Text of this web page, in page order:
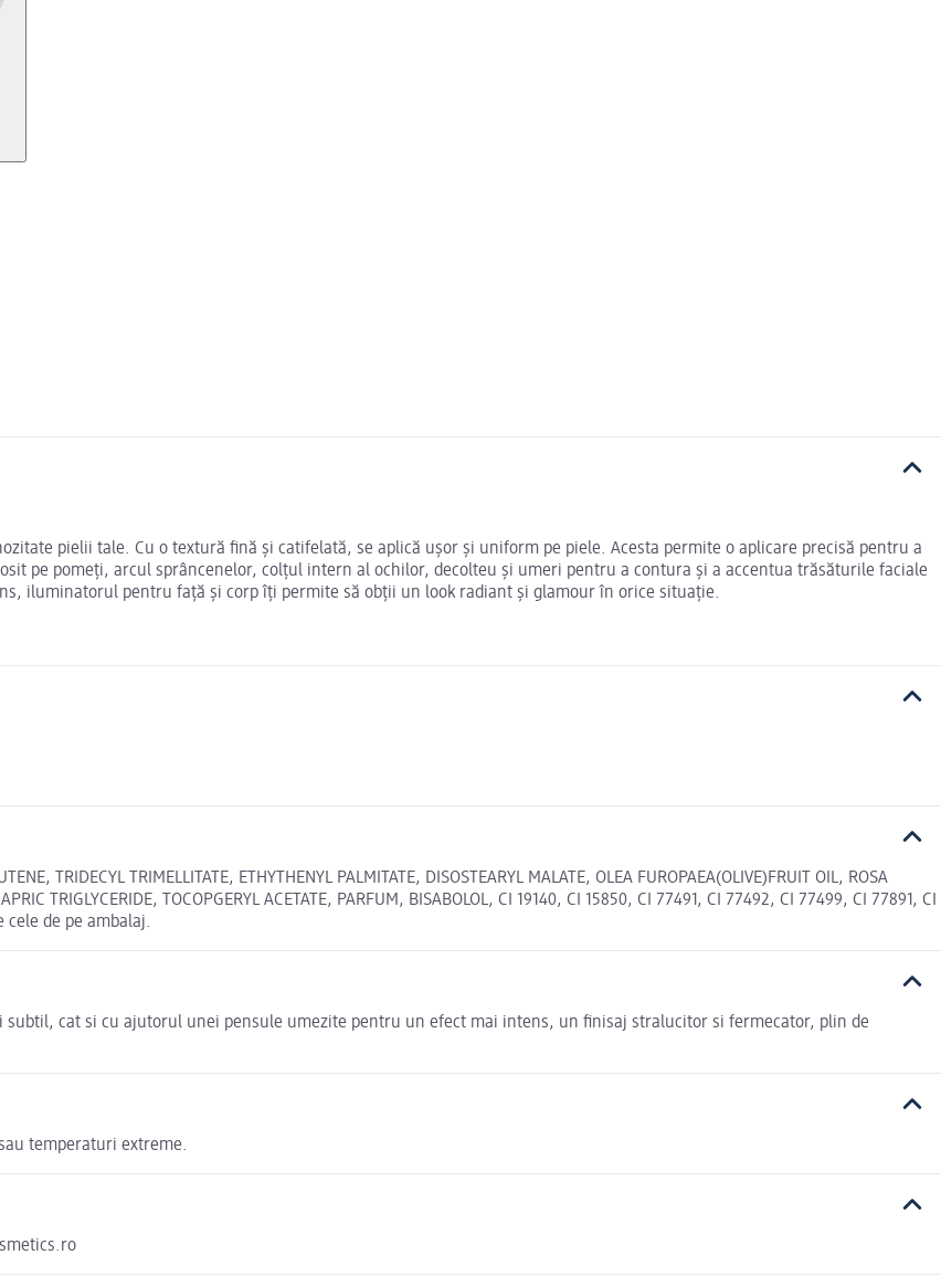
pielii tale. Cu o textură fină și catifelată, se aplică ușor și uniform pe piele. Acesta permite o aplicare precisă pentru a
pe pomeți, arcul sprâncenelor, colțul intern al ochilor, decolteu și umeri pentru a contura și a accentua trăsăturile faciale
iluminatorul pentru față și corp îți permite să obții un look radiant și glamour în orice situație.
TRIDECYL TRIMELLITATE, ETHYTHENYL PALMITATE, DISOSTEARYL MALATE, OLEA FUROPAEA(OLIVE)FRUIT OIL, ROSA
TRIGLYCERIDE, TOCOPGERYL ACETATE, PARFUM, BISABOLOL, CI 19140, CI 15850, CI 77491, CI 77492, CI 77499, CI 77891, CI
cele de pe ambalaj.
cat si cu ajutorul unei pensule umezite pentru un efect mai intens, un finisaj stralucitor si fermecator, plin de
temperaturi extreme.